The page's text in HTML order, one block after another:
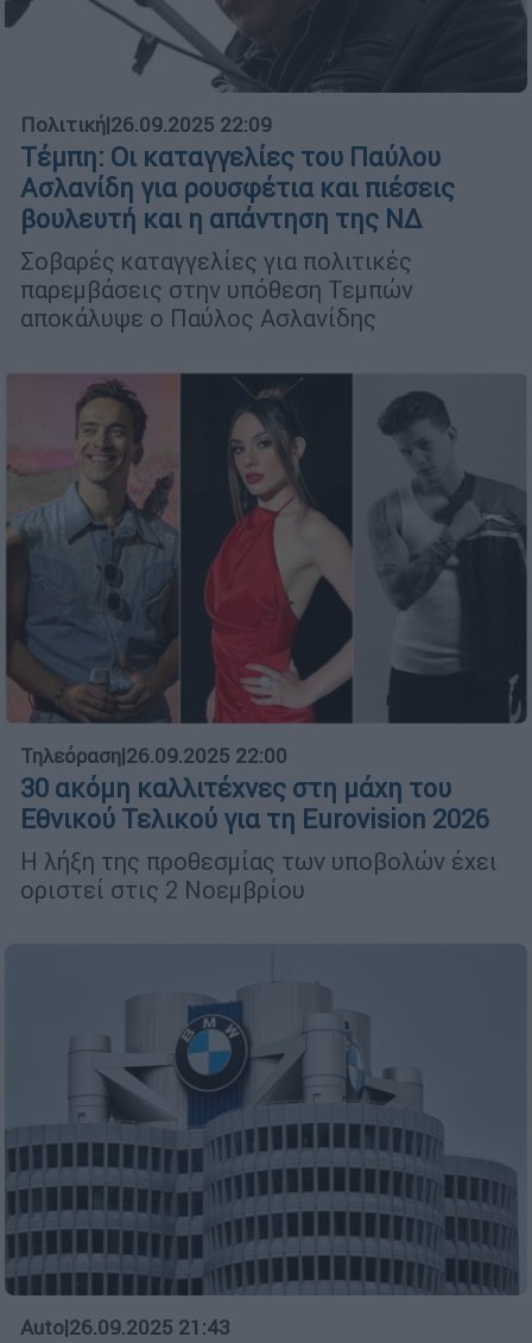
Πολιτική|26.09.2025 22:09
Τέμπη: Οι καταγγελίες του Παύλου
Ασλανίδη για ρουσφέτια και πιέσεις
βουλευτή και η απάντηση της ΝΔ
Σοβαρές καταγγελίες για πολιτικές
παρεμβάσεις στην υπόθεση Τεμπών
αποκάλυψε ο Παύλος Ασλανίδης
Τηλεόραση|26.09.2025 22:00
30 ακόμη καλλιτέχνες στη μάχη του
Εθνικού Τελικού για τη Eurovision 2026
Η λήξη της προθεσμίας των υποβολών έχει
οριστεί στις 2 Νοεμβρίου
Auto|26.09.2025 21:43